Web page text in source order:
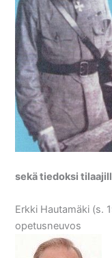
sekä tiedoksi
Erkki Hautamäki (s.
opetusneuvos